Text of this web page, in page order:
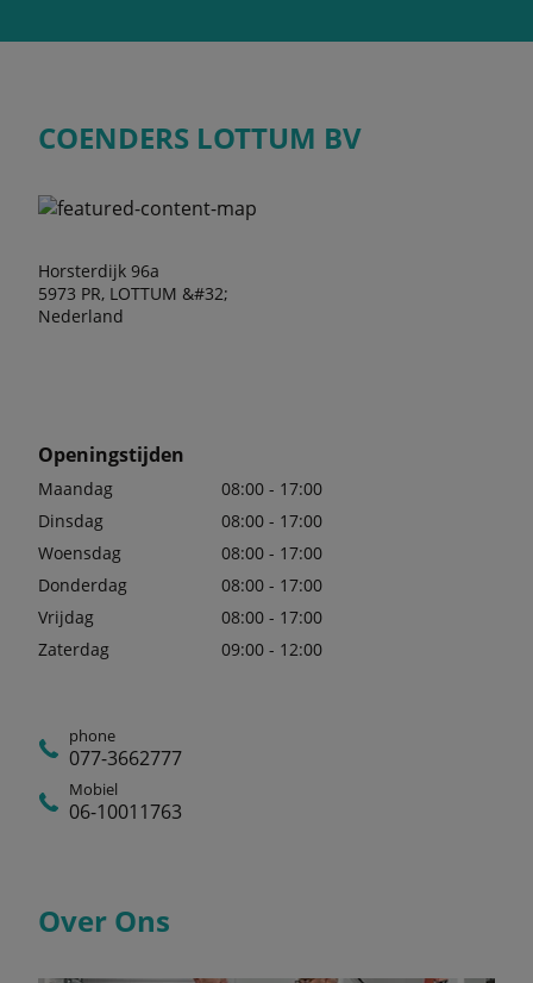
COENDERS LOTTUM BV
Horsterdijk 96a
5973 PR, LOTTUM &#32;
Nederland
Openingstijden
Maandag
08:00 - 17:00
Dinsdag
08:00 - 17:00
Woensdag
08:00 - 17:00
Donderdag
08:00 - 17:00
Vrijdag
08:00 - 17:00
Zaterdag
09:00 - 12:00
phone
077-3662777
Mobiel
06-10011763
Over Ons